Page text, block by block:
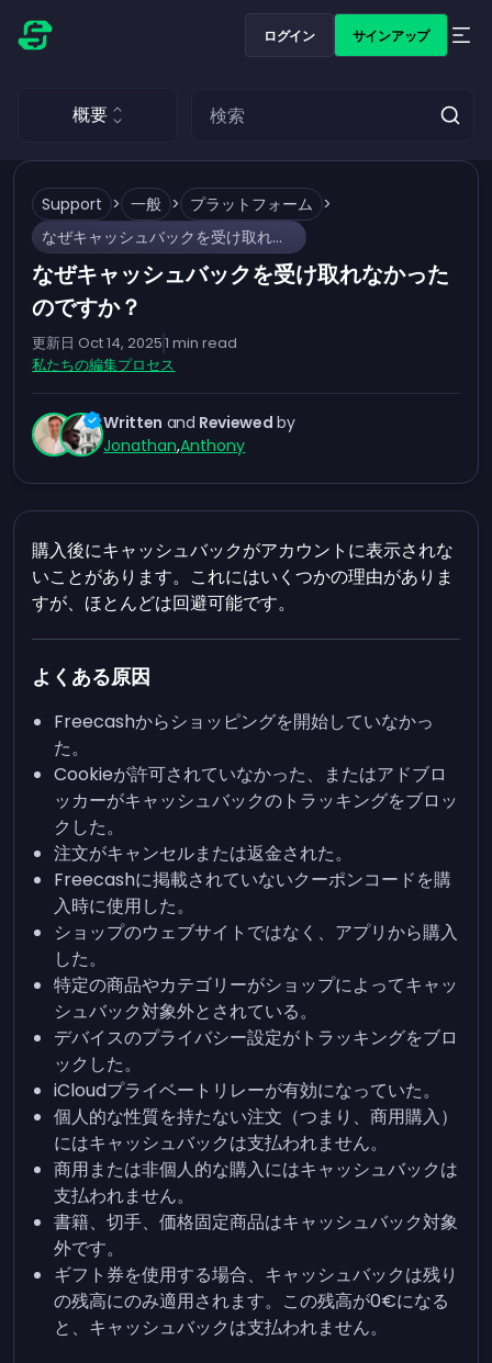
ログイン サインアップ
概要
Support > 一般 > プラットフォーム >
なぜキャッシュバックを受け取れなかったのですか？
なぜキャッシュバックを受け取れなかった
のですか？
更新日 Oct 14, 20251 min read
私たちの編集プロセス
Written and Reviewed by
Jonathan,Anthony
購入後にキャッシュバックがアカウントに表示されな
いことがあります。これにはいくつかの理由がありま
すが、ほとんどは回避可能です。
よくある原因
Freecashからショッピングを開始していなかっ
た。
Cookieが許可されていなかった、またはアドブロ
ッカーがキャッシュバックのトラッキングをブロッ
クした。
注文がキャンセルまたは返金された。
Freecashに掲載されていないクーポンコードを購
入時に使用した。
ショップのウェブサイトではなく、アプリから購入
した。
特定の商品やカテゴリーがショップによってキャッ
シュバック対象外とされている。
デバイスのプライバシー設定がトラッキングをブロ
ックした。
iCloudプライベートリレーが有効になっていた。
個人的な性質を持たない注文（つまり、商用購入）
にはキャッシュバックは支払われません。
商用または非個人的な購入にはキャッシュバックは
支払われません。
書籍、切手、価格固定商品はキャッシュバック対象
外です。
ギフト券を使用する場合、キャッシュバックは残り
の残高にのみ適用されます。この残高が0€になる
と、キャッシュバックは支払われません。